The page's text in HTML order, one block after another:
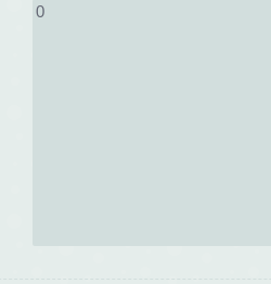
0